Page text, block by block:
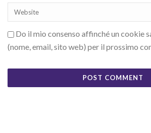
Do il mio consenso affinché un cookie
(nome, email, sito web) per il prossimo